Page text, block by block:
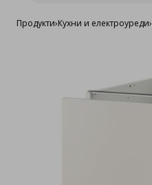
Продукти›Кухни и електроуреди›